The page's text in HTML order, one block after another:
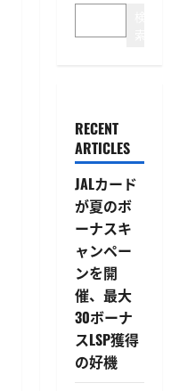
RECENT
ARTICLES
JALカード
が夏のボ
ーナスキ
ャンペー
ンを開
催、最大
30ボーナ
スLSP獲得
の好機